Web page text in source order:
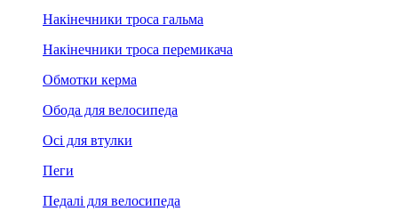
Накінечники троса гальма
Накінечники троса перемикача
Обмотки керма
Обода для велосипеда
Осі для втулки
Пеги
Педалі для велосипеда